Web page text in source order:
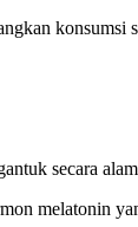
konsumsi
secara
melatonin